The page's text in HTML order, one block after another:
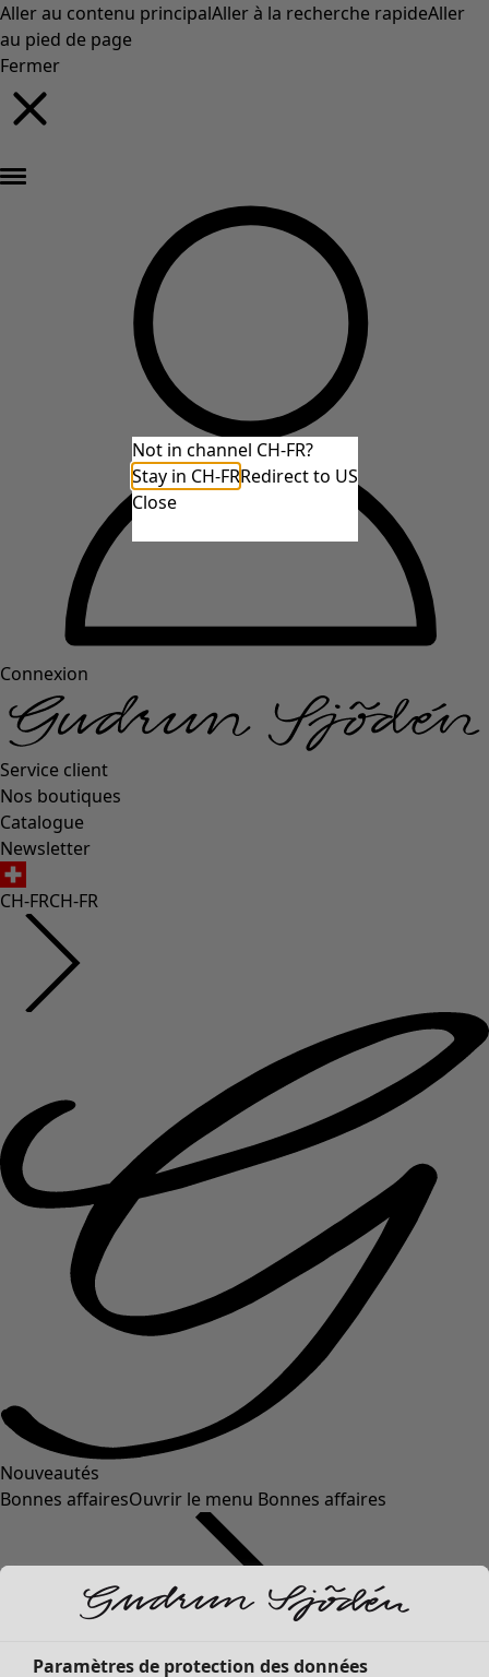
Aller au contenu principalAller à la recherche rapideAller
au pied de page
Fermer
Connexion
Service client
Nos boutiques
Catalogue
Newsletter
CH-FRCH-FR
Nouveautés
Bonnes affairesOuvrir le menu Bonnes affaires
Not in channel CH-FR?
Stay in CH-FRRedirect to US
Close
Paramètres de protection des données